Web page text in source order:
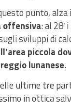
punto,
offensiva: al 28′
sviluppi di
piccola
lunanese.
ultime tre
in ottica